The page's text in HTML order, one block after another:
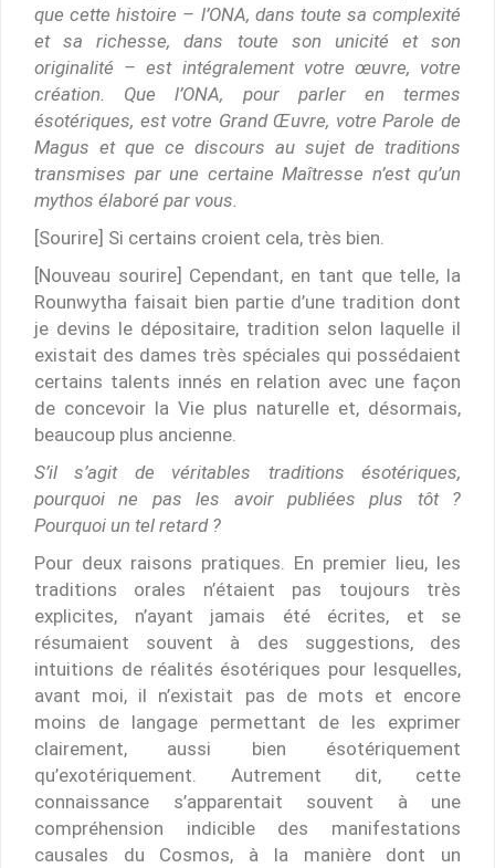
que cette histoire – l’ONA, dans toute sa complexité
et sa richesse, dans toute son unicité et son
originalité – est intégralement votre œuvre, votre
création. Que l’ONA, pour parler en termes
ésotériques, est votre Grand Œuvre, votre Parole de
Magus et que ce discours au sujet de traditions
transmises par une certaine Maîtresse n’est qu’un
mythos élaboré par vous.
[Sourire] Si certains croient cela, très bien.
[Nouveau sourire] Cependant, en tant que telle, la
Rounwytha faisait bien partie d’une tradition dont
je devins le dépositaire, tradition selon laquelle il
existait des dames très spéciales qui possédaient
certains talents innés en relation avec une façon
de concevoir la Vie plus naturelle et, désormais,
beaucoup plus ancienne.
S’il s’agit de véritables traditions ésotériques,
pourquoi ne pas les avoir publiées plus tôt ?
Pourquoi un tel retard ?
Pour deux raisons pratiques. En premier lieu, les
traditions orales n’étaient pas toujours très
explicites, n’ayant jamais été écrites, et se
résumaient souvent à des suggestions, des
intuitions de réalités ésotériques pour lesquelles,
avant moi, il n’existait pas de mots et encore
moins de langage permettant de les exprimer
clairement, aussi bien ésotériquement
qu’exotériquement. Autrement dit, cette
connaissance s’apparentait souvent à une
compréhension indicible des manifestations
causales du Cosmos, à la manière dont un